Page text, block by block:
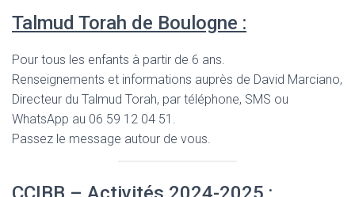
Talmud Torah de Boulogne :
Pour tous les enfants à partir de 6 ans.
Renseignements et informations auprès de David Marciano,
Directeur du Talmud Torah, par téléphone, SMS ou
WhatsApp au 06 59 12 04 51.
Passez le message autour de vous.